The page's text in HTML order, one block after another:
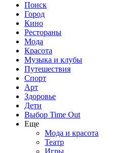
Поиск
Город
Кино
Рестораны
Мода
Красота
Музыка и клубы
Путешествия
Спорт
Арт
Здоровье
Дети
Выбор Time Out
Еще
Мода и красота
Театр
Игры